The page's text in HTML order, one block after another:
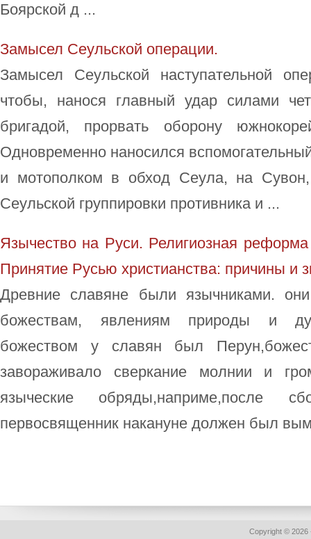
Боярской д ...
Замысел Сеульской операции.
Замысел Сеульской наступательной
чтобы, нанося главный удар силами
бригадой, прорвать оборону
Одновременно наносился
и мотополком в обход Сеула, на
Сеульской группировки противника и ...
Язычество на Руси. Религиозная
Принятие Русью христианства: причины и
Древние славяне были язычниками.
божествам, явлениям природы и
божеством у славян был
завораживало сверкание молнии и
языческие обряды,наприме,после
первосвященник накануне должен был
Copyright © 2026